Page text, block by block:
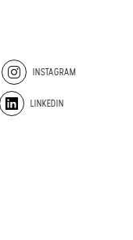
INSTAGRAM
LINKEDIN